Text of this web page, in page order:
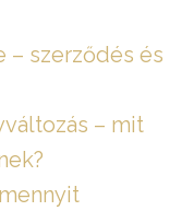
– szerződés és
– mit